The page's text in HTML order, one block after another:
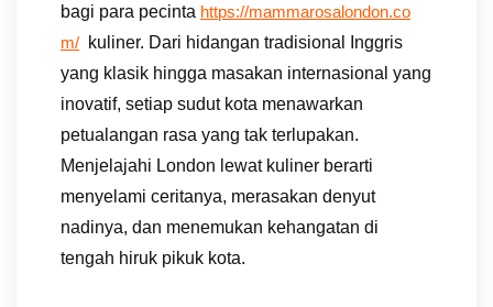
bagi para pecinta https://mammarosalondon.co
m/ kuliner. Dari hidangan tradisional Inggris
yang klasik hingga masakan internasional yang
inovatif, setiap sudut kota menawarkan
petualangan rasa yang tak terlupakan.
Menjelajahi London lewat kuliner berarti
menyelami ceritanya, merasakan denyut
nadinya, dan menemukan kehangatan di
tengah hiruk pikuk kota.